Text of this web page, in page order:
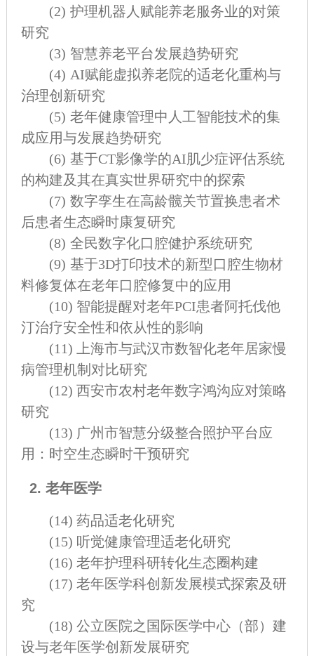
(2) 护理机器人赋能养老服务业的对策
研究
(3) 智慧养老平台发展趋势研究
(4) AI赋能虚拟养老院的适老化重构与
治理创新研究
(5) 老年健康管理中人工智能技术的集
成应用与发展趋势研究
(6) 基于CT影像学的AI肌少症评估系统
的构建及其在真实世界研究中的探索
(7) 数字孪生在高龄髋关节置换患者术
后患者生态瞬时康复研究
(8) 全民数字化口腔健护系统研究
(9) 基于3D打印技术的新型口腔生物材
料修复体在老年口腔修复中的应用
(10) 智能提醒对老年PCI患者阿托伐他
汀治疗安全性和依从性的影响
(11)
上海市与武汉市数智化老年居家慢
病管理机制对比研究
(12) 西安市农村老年数字鸿沟应对策略
研究
(13) 广州市智慧分级整合照护平台应
用：时空生态瞬时干预研究
2. 老年医学
(14) 药品适老化研究
(15) 听觉健康管理适老化研究
(16) 老年护理科研转化生态圈构建
(17) 老年医学科创新发展模式探索及研
究
(18) 公立医院之国际医学中心（部）建
设与老年医学创新发展研究